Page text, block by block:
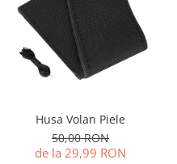
Husa Volan Piele
50,00 RON
de la 29,99 RON